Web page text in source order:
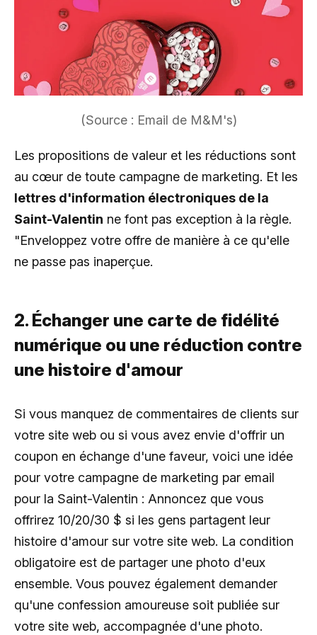
(Source : Email de M&M's)
Les propositions de valeur et les réductions sont
au cœur de toute campagne de marketing. Et les
lettres d'information électroniques de la
Saint-Valentin ne font pas exception à la règle.
"Enveloppez votre offre de manière à ce qu'elle
ne passe pas inaperçue.
2. Échanger une carte de fidélité
numérique ou une réduction contre
une histoire d'amour
Si vous manquez de commentaires de clients sur
votre site web ou si vous avez envie d'offrir un
coupon en échange d'une faveur, voici une idée
pour votre campagne de marketing par email
pour la Saint-Valentin : Annoncez que vous
offrirez 10/20/30 $ si les gens partagent leur
histoire d'amour sur votre site web. La condition
obligatoire est de partager une photo d'eux
ensemble. Vous pouvez également demander
qu'une confession amoureuse soit publiée sur
votre site web, accompagnée d'une photo.